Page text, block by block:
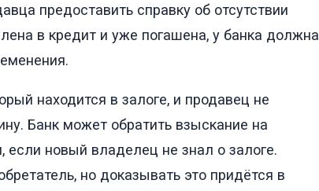
предоставить справку об отсутствии
в кредит и уже погашена, у банка должна
находится в залоге, и продавец не
Банк может обратить взыскание на
новый владелец не знал о залоге.
но доказывать это придётся в